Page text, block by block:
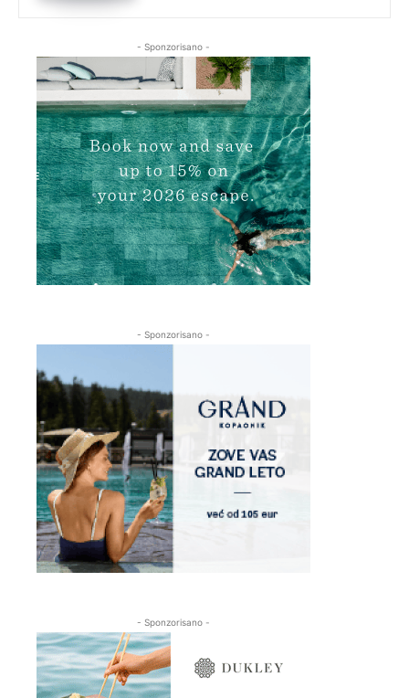
- Sponzorisano -
- Sponzorisano -
- Sponzorisano -